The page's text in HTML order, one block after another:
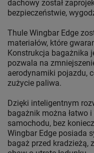
dachowy został
bezpieczeństwie,
Thule Wingbar Edge
materiałów, które
Konstrukcja bagażnika
pozwala na
aerodynamiki pojazdu,
zużycie paliwa.
Dzięki inteligentnym
bagażnik można łatwo
samochodu, bez
Wingbar Edge posiada
bagaż przed kradzieżą,